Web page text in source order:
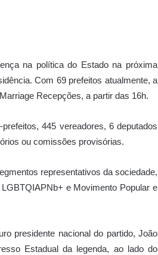
na política do Estado na próxima
Com 69 prefeitos atualmente, a
Recepções, a partir das 16h.
445 vereadores, 6 deputados
ou comissões provisórias.
representativos da sociedade,
e Movimento Popular e
presidente nacional do partido, João
Estadual da legenda, ao lado do